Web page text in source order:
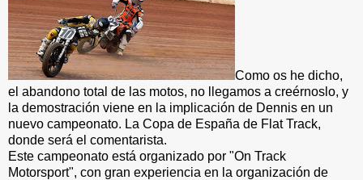
Como os he dicho,
el abandono total de las motos, no llegamos a creérnoslo, y
la demostración viene en la implicación de Dennis en un
nuevo campeonato. La Copa de España de Flat Track,
donde será el comentarista.
Este campeonato está organizado por "On Track
Motorsport", con gran experiencia en la organización de